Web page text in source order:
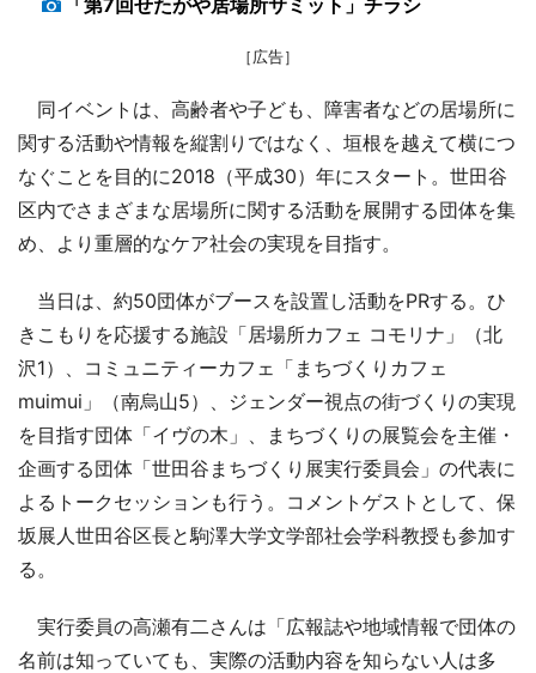
［広告］
同イベントは、高齢者や子ども、障害者などの居場所に
関する活動や情報を縦割りではなく、垣根を越えて横につ
なぐことを目的に2018（平成30）年にスタート。世田谷
区内でさまざまな居場所に関する活動を展開する団体を集
め、より重層的なケア社会の実現を目指す。
当日は、約50団体がブースを設置し活動をPRする。ひ
きこもりを応援する施設「居場所カフェ コモリナ」（北
沢1）、コミュニティーカフェ「まちづくりカフェ
muimui」（南烏山5）、ジェンダー視点の街づくりの実現
を目指す団体「イヴの木」、まちづくりの展覧会を主催・
企画する団体「世田谷まちづくり展実行委員会」の代表に
よるトークセッションも行う。コメントゲストとして、保
坂展人世田谷区長と駒澤大学文学部社会学科教授も参加す
る。
実行委員の高瀬有二さんは「広報誌や地域情報で団体の
名前は知っていても、実際の活動内容を知らない人は多